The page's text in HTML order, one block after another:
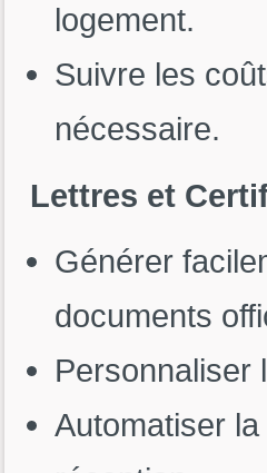
logement.
Suivre les
nécessaire.
Lettres et
Générer
documents
Personnaliser
Automatiser